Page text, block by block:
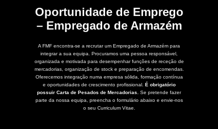
Oportunidade de Emprego
– Empregado de Armazém
A FMF encontra-se a recrutar um Empregado de Armazém para
integrar a sua equipa. Procuramos uma pessoa responsável,
organizada e motivada para desempenhar funções de receção de
mercadorias, organização de stock e preparação de encomendas.
Oferecemos integração numa empresa sólida, formação contínua
e oportunidades de crescimento profissional. É obrigatório
possuir Carta de Pesados de Mercadorias.
Se pretende fazer
parte da nossa equipa, preencha o formulário abaixo e envie-nos
o seu Curriculum Vitae.